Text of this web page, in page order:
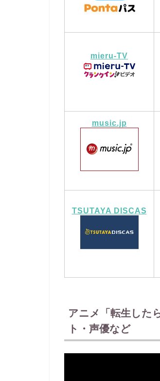
mieru-TV
music.jp
TSUTAYA DISCAS
アニメ「転生した
ト・声優など